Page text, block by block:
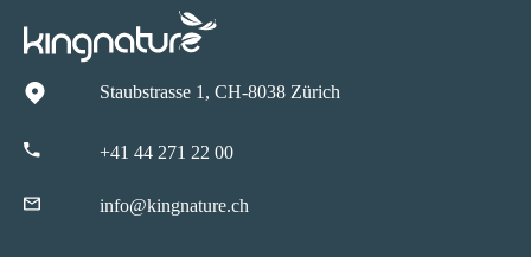
Staubstrasse 1, CH-8038 Zürich
+41 44 271 22 00
info@kingnature.ch